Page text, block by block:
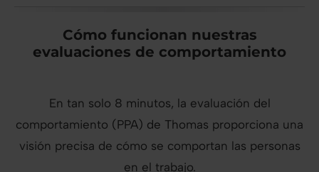
Cómo funcionan nuestras
evaluaciones de comportamiento
En tan solo 8 minutos, la evaluación del
comportamiento (PPA) de Thomas proporciona una
visión precisa de cómo se comportan las personas
en el trabajo.